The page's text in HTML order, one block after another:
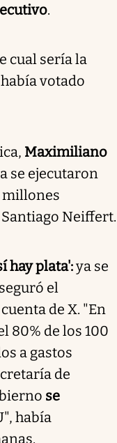
.
cual sería la
votado
Maximiliano
se ejecutaron
millones
Neiffert.
hay plata':ya se
el
de X. "En
80% de los 100
a gastos
de
se
había